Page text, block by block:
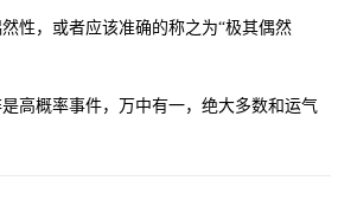
性，或者应该准确的称之为“极其偶然
高概率事件，万中有一，绝大多数和运气